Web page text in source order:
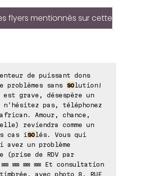
flyers mentionnés sur cette
de puissant dons
problèmes sans solution!
grave, désespère un
n'hésitez pas, téléphonez
african. Amour, chance,
reviendra comme un
cas i solés. Vous qui
un problème
(prise de RDV par
⊠⊠ ⊠⊠ ⊠⊠ Et consultation
avec photo 8, RUE